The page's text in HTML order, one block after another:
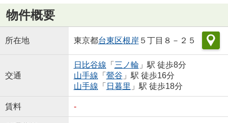
物件概要
所在地 東京都台東区根岸 ５丁目８－２５
交通
日比谷線 「 三ノ輪」駅 徒歩8分
山手線 「 鶯谷 」駅 徒歩16分
山手線 「 日暮里 」駅 徒歩18分
賃料 -